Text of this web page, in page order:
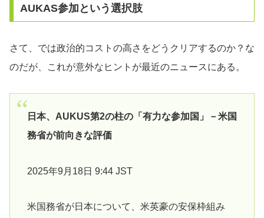
AUKAS参加という選択肢
さて、では政治的コストの高さをどうクリアするのか？な
のだが、これが意外なヒントが最近のニュースにある。
日本、AUKUS第2の柱の「有力な参加国」－米国
務省が前向きな評価
2025年9月18日 9:44 JST
米国務省が日本について、米英豪の安保枠組み